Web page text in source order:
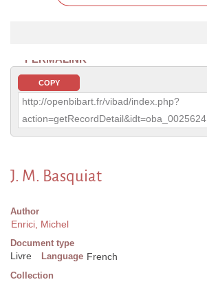
PERMALINK
COPY
http://openbibart.fr/vibad/index.php?
action=getRecordDetail&idt=oba_0025624
J. M. Basquiat
Author
Enrici, Michel
Document type
Livre Language French
Collection